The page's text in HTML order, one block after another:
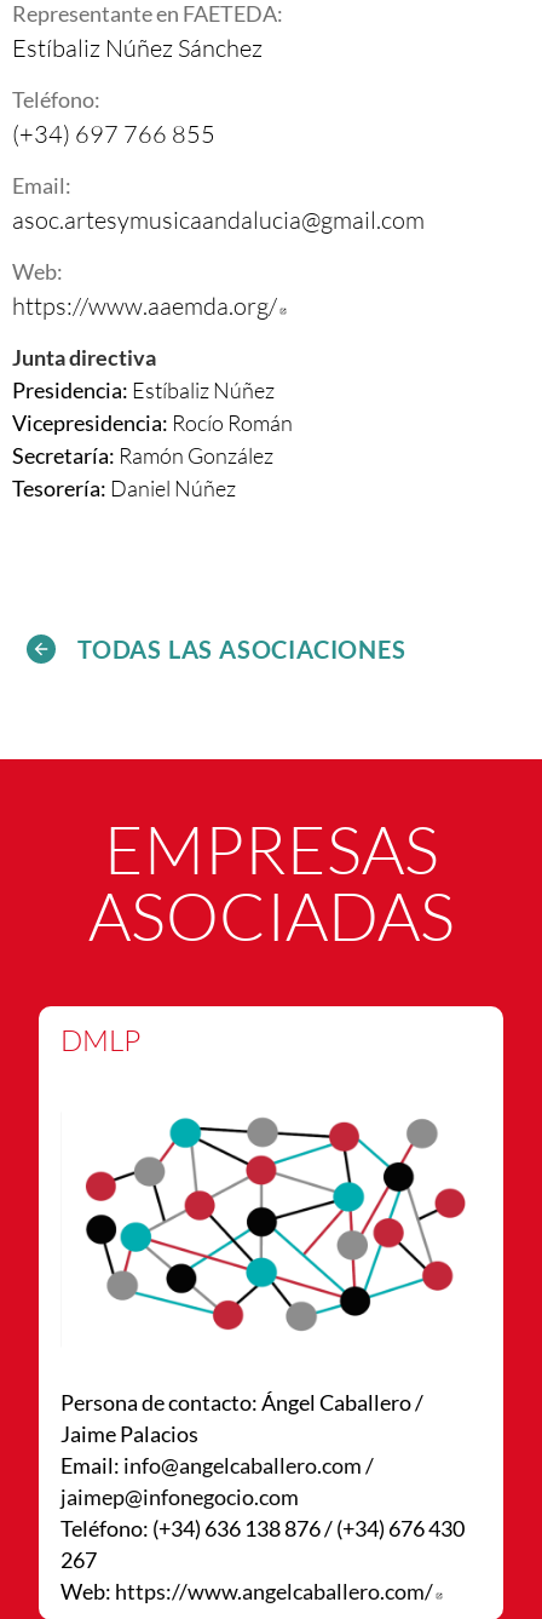
Representante en FAETEDA:
Estíbaliz Núñez Sánchez
Teléfono:
(+34) 697 766 855
Email:
asoc.artesymusicaandalucia@gmail.com
Web:
https://www.aaemda.org/
Junta directiva
Presidencia: Estíbaliz Núñez
Vicepresidencia: Rocío Román
Secretaría: Ramón González
Tesorería: Daniel Núñez
TODAS LAS ASOCIACIONES
EMPRESAS
ASOCIADAS
DMLP
Persona de contacto: Ángel Caballero /
Jaime Palacios
Email: info@angelcaballero.com /
jaimep@infonegocio.com
Teléfono: (+34) 636 138 876 / (+34) 676 430
267
Web: https://www.angelcaballero.com/